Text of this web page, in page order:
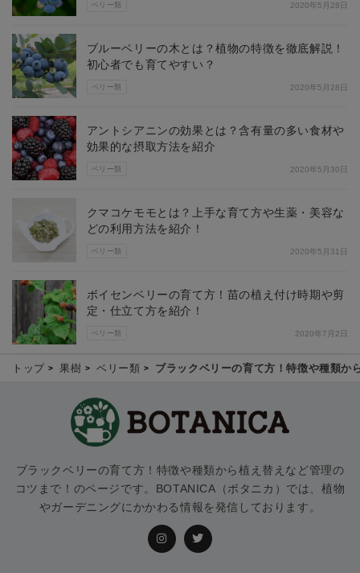
ベリー類 2020年5月28日
ベリー類
ブルーベリーの木とは？植物の特徴を徹底解説！
初心者でも育てやすい？
2020年5月28日
ベリー類
アントシアニンの効果とは？含有量の多い食材や
効果的な摂取方法を紹介
2020年5月30日
ベリー類
クマコケモモとは？上手な育て方や生薬・美容な
どの利用方法を紹介！
2020年5月31日
ベリー類
ボイセンベリーの育て方！苗の植え付け時期や剪
定・仕立て方を紹介！
2020年7月2日
トップ 果樹 ベリー類 ブラックベリーの育て方！特徴や種類か
ブラックベリーの育て方！特徴や種類から植え替えなど管理の
コツまで！のページです。BOTANICA（ボタニカ）では、植物
やガーデニングにかかわる情報を発信しております。